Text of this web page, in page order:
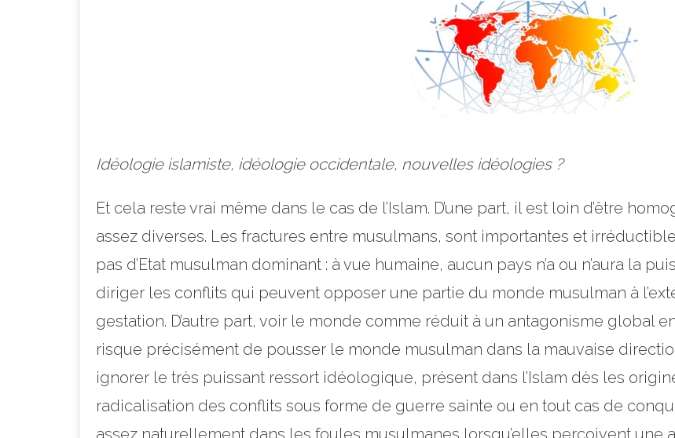
Idéologie islamiste, idéologie occidentale, nouvelles idéologies ?
Et cela reste vrai même dans le cas de l’Islam. D’une part, il est loin d’être
assez diverses. Les fractures entre musulmans, sont importantes et
pas d’Etat musulman dominant : à vue humaine, aucun pays n’a ou n’aura la
diriger les conflits qui peuvent opposer une partie du monde musulman à
gestation. D’autre part, voir le monde comme réduit à un antagonisme global
risque précisément de pousser le monde musulman dans la mauvaise
ignorer le très puissant ressort idéologique, présent dans l’Islam dès les
radicalisation des conflits sous forme de guerre sainte ou en tout cas de
assez naturellement dans les foules musulmanes lorsqu’elles perçoivent une